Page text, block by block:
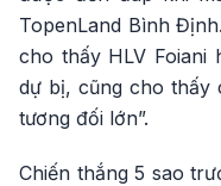
TopenLand Bình
cho thấy HLV
dự bị, cũng cho thấy
tương đối lớn”.
Chiến thắng 5 sao